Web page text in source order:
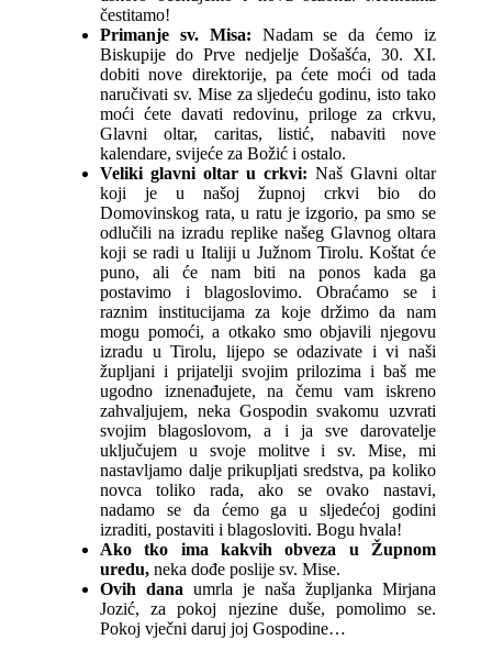
čestitamo!
Primanje sv. Misa: Nadam se da ćemo iz
Biskupije do Prve nedjelje Došašća, 30. XI.
dobiti nove direktorije, pa ćete moći od tada
naručivati sv. Mise za sljedeću godinu, isto tako
moći ćete davati redovinu, priloge za crkvu,
Glavni oltar, caritas, listić, nabaviti nove
kalendare, svijeće za Božić i ostalo.
Veliki glavni oltar u crkvi: Naš Glavni oltar
koji je u našoj župnoj crkvi bio do
Domovinskog rata, u ratu je izgorio, pa smo se
odlučili na izradu replike našeg Glavnog oltara
koji se radi u Italiji u Južnom Tirolu. Koštat će
puno, ali će nam biti na ponos kada ga
postavimo i blagoslovimo. Obraćamo se i
raznim institucijama za koje držimo da nam
mogu pomoći, a otkako smo objavili njegovu
izradu u Tirolu, lijepo se odazivate i vi naši
župljani i prijatelji svojim prilozima i baš me
ugodno iznenađujete, na čemu vam iskreno
zahvaljujem, neka Gospodin svakomu uzvrati
svojim blagoslovom, a i ja sve darovatelje
uključujem u svoje molitve i sv. Mise, mi
nastavljamo dalje prikupljati sredstva, pa koliko
novca toliko rada, ako se ovako nastavi,
nadamo se da ćemo ga u sljedećoj godini
izraditi, postaviti i blagosloviti. Bogu hvala!
Ako tko ima kakvih obveza u Župnom
uredu, neka dođe poslije sv. Mise.
Ovih dana umrla je naša župljanka Mirjana
Jozić, za pokoj njezine duše, pomolimo se.
Pokoj vječni daruj joj Gospodine…